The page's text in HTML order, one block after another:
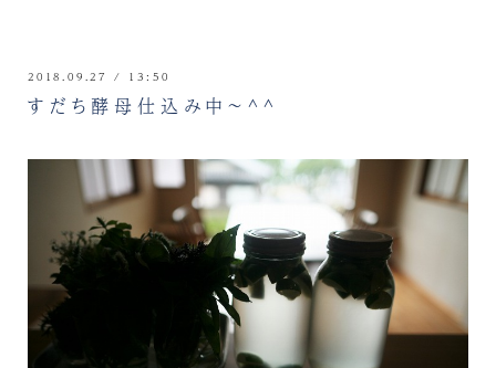
2018.09.27 / 13:50
すだち酵母仕込み中～^^